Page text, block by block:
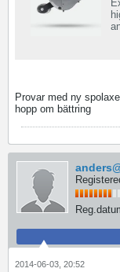
Provar med ny
hopp om bättring
2014-06-03, 20:52